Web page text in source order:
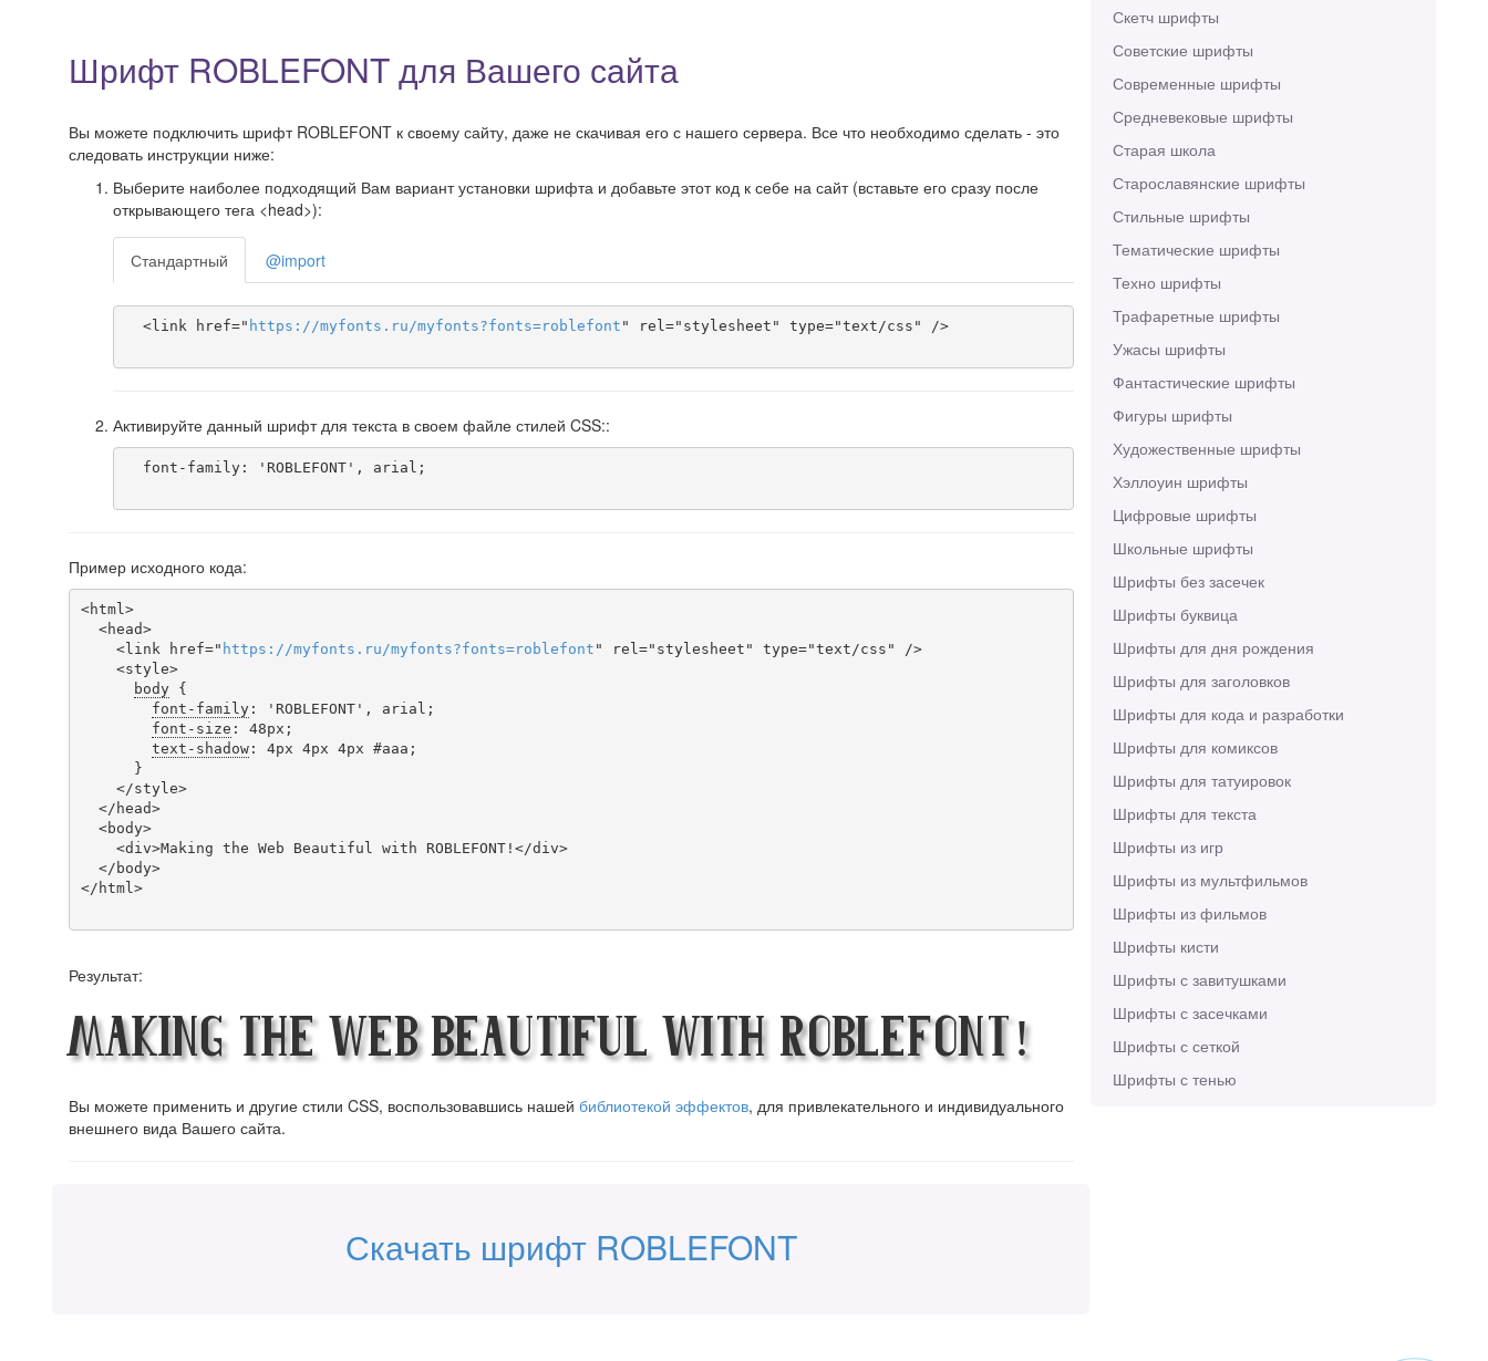
Скетч шрифты
Советские шрифты
Современные шрифты
Средневековые шрифты
Старая школа
Старославянские шрифты
Стильные шрифты
Тематические шрифты
Техно шрифты
Трафаретные шрифты
Ужасы шрифты
Фантастические шрифты
Фигуры шрифты
Художественные шрифты
Хэллоуин шрифты
Цифровые шрифты
Школьные шрифты
Шрифты без засечек
Шрифты буквица
Шрифты для дня рождения
Шрифты для заголовков
Шрифты для кода и разработки
Шрифты для комиксов
Шрифты для татуировок
Шрифты для текста
Шрифты из игр
Шрифты из мультфильмов
Шрифты из фильмов
Шрифты кисти
Шрифты с завитушками
Шрифты с засечками
Шрифты с сеткой
Шрифты с тенью
Шрифт ROBLEFONT для Вашего сайта
Вы можете подключить шрифт ROBLEFONT к своему сайту, даже не скачивая его с нашего сервера. Все что необходимо сделать - это
следовать инструкции ниже:
Выберите наиболее подходящий Вам вариант установки шрифта и добавьте этот код к себе на сайт (вставьте его сразу после
открывающего тега <head>):
Стандартный @import
  <link href="
https ://myfonts . ru/myfonts?fonts=roblefont " rel="stylesheet" type="text/css" />
Активируйте данный шрифт для текста в своем файле стилей CSS::
Пример исходного кода:
<html>
    <link href="
https ://myfonts . ru/myfonts?fonts=roblefont " rel="stylesheet" type="text/css" />
body {
font-family: 'ROBLEFONT', arial;
font-size : 48px;
text-shadow: 4px 4px 4px #aaa;
</html>
Результат:
Making the Web Beautiful with ROBLEFONT!
Вы можете применить и другие стили CSS, воспользовавшись нашей библиотекой эффектов, для привлекательного и индивидуального
внешнего вида Вашего сайта.
Скачать шрифт ROBLEFONT